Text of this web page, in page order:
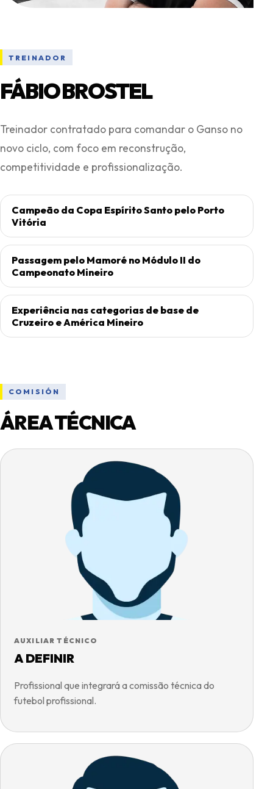
TREINADOR
FÁBIO BROSTEL
Treinador contratado para comandar o Ganso no
novo ciclo, com foco em reconstrução,
competitividade e profissionalização.
Campeão da Copa Espírito Santo pelo Porto
Vitória
Passagem pelo Mamoré no Módulo II do
Campeonato Mineiro
Experiência nas categorias de base de
Cruzeiro e América Mineiro
COMISIÓN
ÁREA TÉCNICA
AUXILIAR TÉCNICO
A DEFINIR
Profissional que integrará a comissão técnica do
futebol profissional.